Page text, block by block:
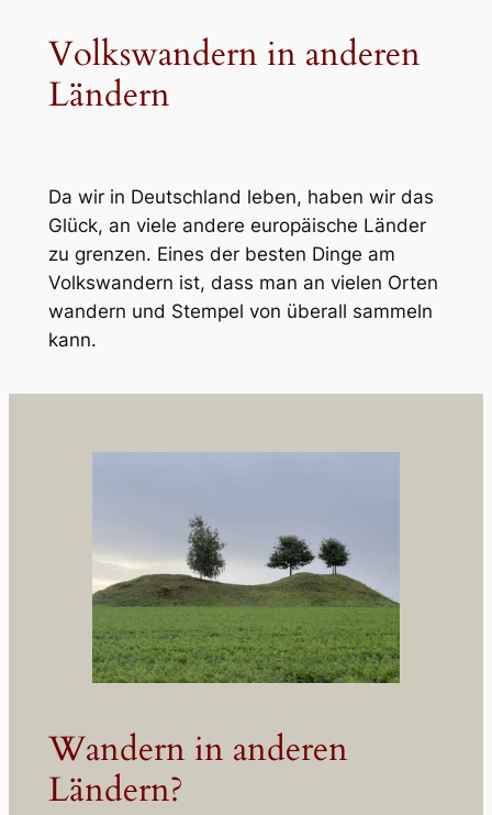
Volkswandern in anderen
Ländern
Da wir in Deutschland leben, haben wir das
Glück, an viele andere europäische Länder
zu grenzen. Eines der besten Dinge am
Volkswandern ist, dass man an vielen Orten
wandern und Stempel von überall sammeln
kann.
Wandern in anderen
Ländern?